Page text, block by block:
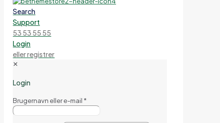
Search
Support
53 53 55 55
Login
eller registrer
✕
Login
Brugernavn eller e-mail *